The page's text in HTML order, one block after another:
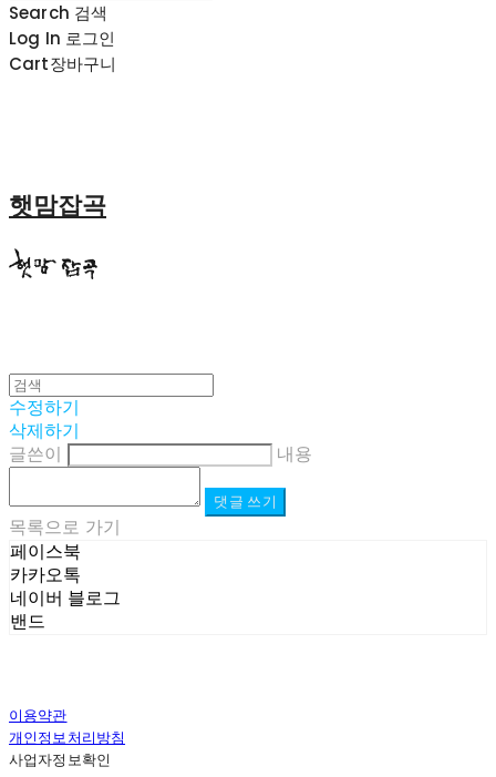
Search 검색
Log In 로그인
Cart장바구니
햇맘잡곡
수정하기
삭제하기
글쓴이
내용
댓글 쓰기
목록으로 가기
페이스북
카카오톡
네이버 블로그
밴드
이용약관
개인정보처리방침
사업자정보확인